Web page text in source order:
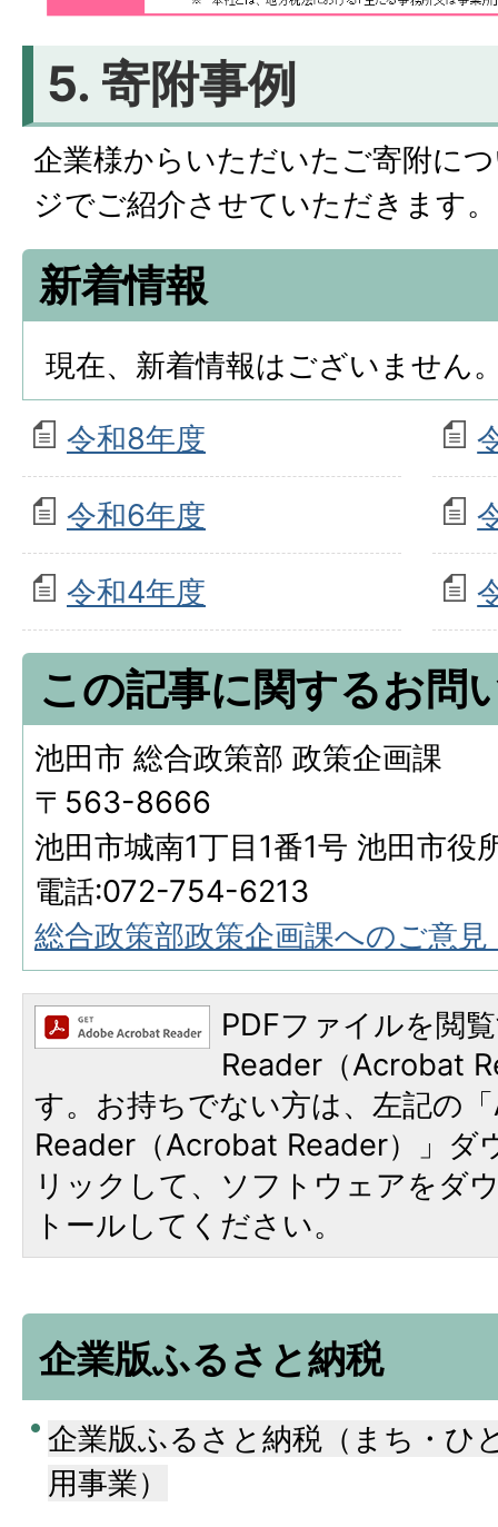
5. 寄附事例
企業様からいただいたご寄附に
ジでご紹介させていただきます。
新着情報
現在、新着情報はございません
令和8年度
令和6年度
令和4年度
この記事に関するお問
池田市 総合政策部 政策企画課
〒563-8666
池田市城南1丁目1番1号 池田市役
電話:072-754-6213
総合政策部政策企画課へのご意
PDFファイルを閲
Reader（Acrobat
す。お持ちでない方は、左記の
Reader（Acrobat Reader）」ダ
リックして、ソフトウェアをダ
トールしてください。
企業版ふるさと納税
企業版ふるさと納税（まち・ひ
用事業）